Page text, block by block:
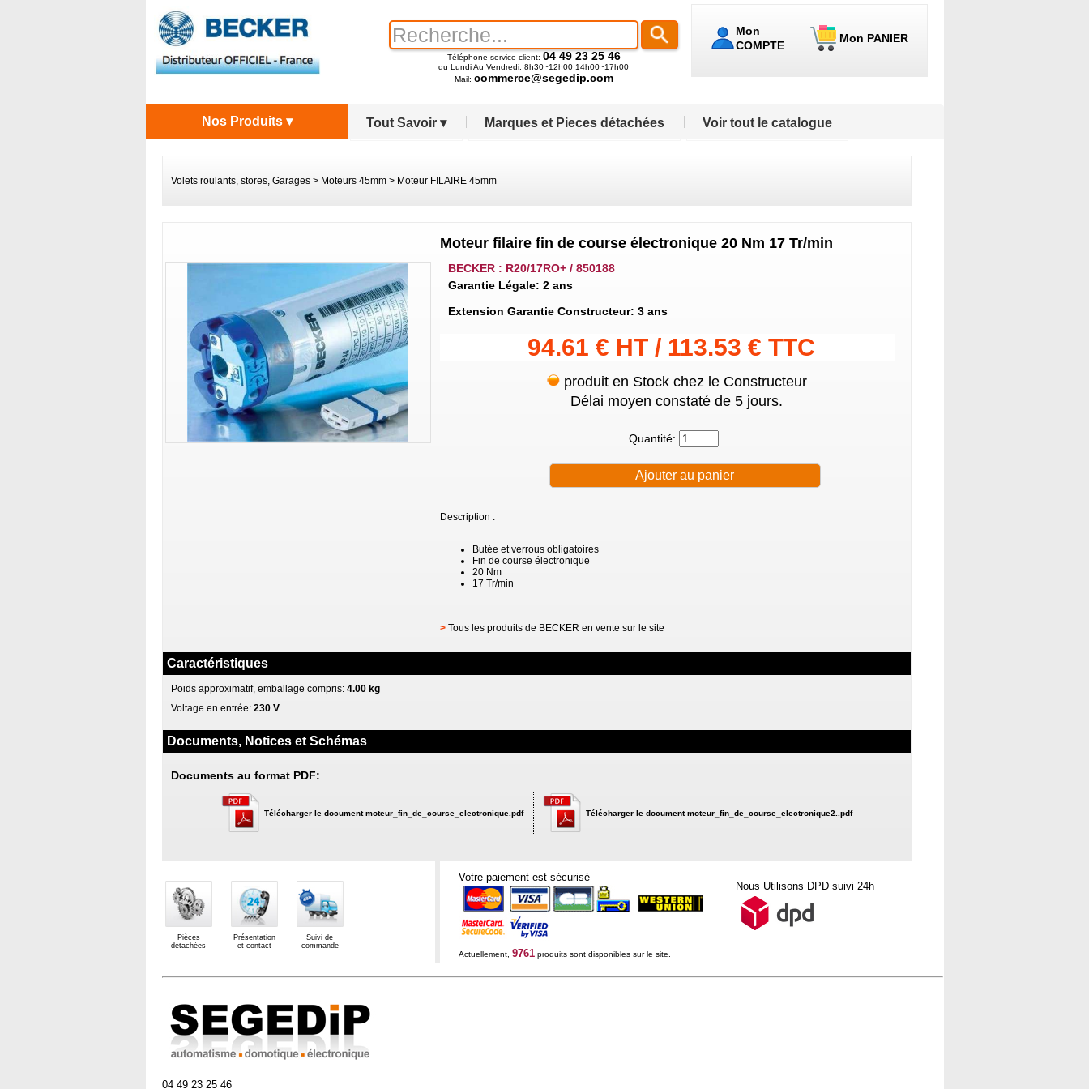
Mon
COMPTE
Mon PANIER
Téléphone service client: 04 49 23 25 46
du Lundi Au Vendredi: 8h30~12h00 14h00~17h00
Mail: commerce@segedip.com
Tout Savoir ▾ Marques et Pieces détachées Voir tout le catalogue
Nos Produits ▾
Volets roulants, stores, Garages> Moteurs 45mm> Moteur FILAIRE 45mm
Moteur filaire fin de course électronique 20 Nm 17 Tr/min
BECKER : R20/17RO+ / 850188
Garantie Légale: 2 ans
Extension Garantie Constructeur: 3 ans
94.61 € HT / 113.53 € TTC
produit en Stock chez le Constructeur
Délai moyen constaté de 5 jours.
Quantité:
Description :
Butée et verrous obligatoires
Fin de course électronique
20 Nm
17 Tr/min
> Tous les produits de BECKER en vente sur le site
Caractéristiques
Poids approximatif, emballage compris:4.00 kg
Voltage en entrée:230 V
Documents, Notices et Schémas
Documents au format PDF:
Télécharger le document moteur_fin_de_course_electronique.pdf Télécharger le document moteur_fin_de_course_electronique2..pdf
Pièces
détachées
Présentation
et contact
Suivi de
commande
Votre paiement est sécurisé
Nous Utilisons DPD suivi 24h
Actuellement, 9761produits sont disponibles sur le site.
04 49 23 25 46